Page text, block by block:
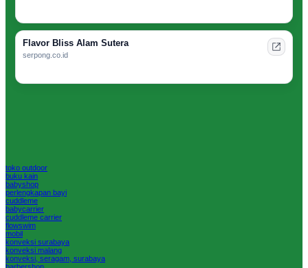
Flavor Bliss Alam Sutera
serpong.co.id
toko outdoor
buku kain
babyshop
perlengkapan bayi
cuddleme
babycarrier
cuddleme carrier
flowswim
mobil
konveksi surabaya
konveksi malang
konveksi, seragam, surabaya